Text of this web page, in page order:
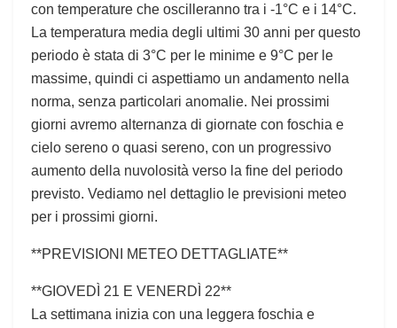
con temperature che oscilleranno tra i -1°C e i 14°C.
La temperatura media degli ultimi 30 anni per questo
periodo è stata di 3°C per le minime e 9°C per le
massime, quindi ci aspettiamo un andamento nella
norma, senza particolari anomalie. Nei prossimi
giorni avremo alternanza di giornate con foschia e
cielo sereno o quasi sereno, con un progressivo
aumento della nuvolosità verso la fine del periodo
previsto. Vediamo nel dettaglio le previsioni meteo
per i prossimi giorni.
**PREVISIONI METEO DETTAGLIATE**
**GIOVEDÌ 21 E VENERDÌ 22**
La settimana inizia con una leggera foschia e